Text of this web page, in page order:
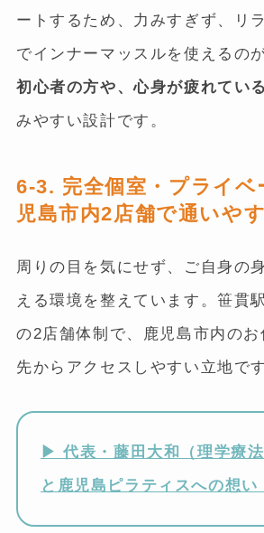
ートするため、力みすぎず、リ
でインナーマッスルを使えるの
初心者の方や、心身が疲れてい
みやすい設計です。
6-3. 完全個室・プライベ
児島市内2店舗で通いや
周りの目を気にせず、ご自身の
える環境を整えています。笹貫
の2店舗体制で、鹿児島市内の
先からアクセスしやすい立地です
▶︎ 代表・藤田大和（理学療
と鹿児島ピラティスへの想い